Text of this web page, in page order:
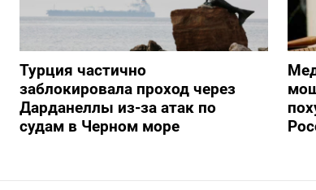
Турция частично
заблокировала проход через
Дарданеллы из-за атак по
судам в Черном море